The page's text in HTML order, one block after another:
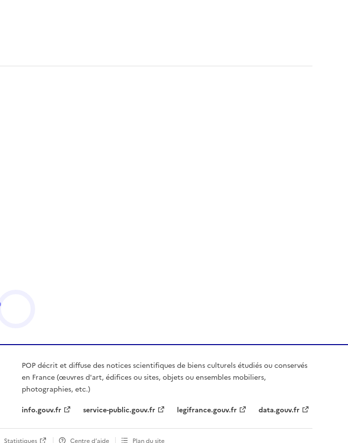
POP décrit et diffuse des notices scientifiques de biens culturels étudiés ou conservés
en France (œuvres d'art, édifices ou sites, objets ou ensembles mobiliers,
photographies, etc.)
info.gouv.fr
service-public.gouv.fr legifrance.gouv.fr data.gouv.fr
Statistiques Centre d’aide Plan du site